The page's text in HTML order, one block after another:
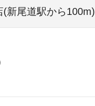
新尾道駅から100m)